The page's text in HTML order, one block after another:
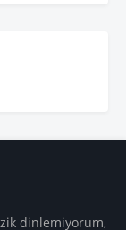
dinlemiyorum,